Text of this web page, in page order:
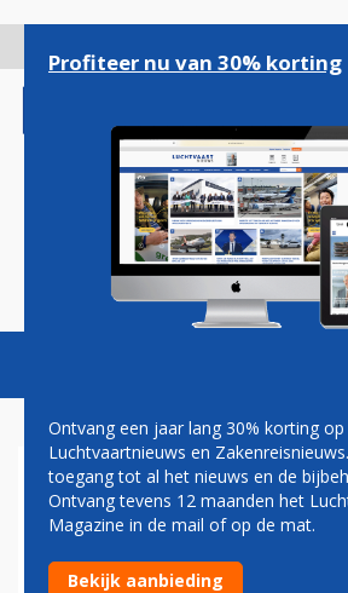
gaan
Magazine Podcasts
BOEING 737 MAX
DIT JAAR WEER
GOEDGEKEURD
Profiteer nu van 30% korting
Ontvang een jaar lang 30% korting
Luchtvaartnieuws en
toegang tot al het nieuws en de
Ontvang tevens 12 maanden het
Magazine in de mail of op de mat.
Bekijk aanbieding